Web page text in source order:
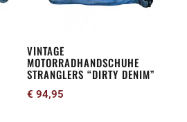
VINTAGE
MOTORRADHANDSCHUHE
STRANGLERS “DIRTY DENIM”
€ 94,95
auf
der
Produktseite